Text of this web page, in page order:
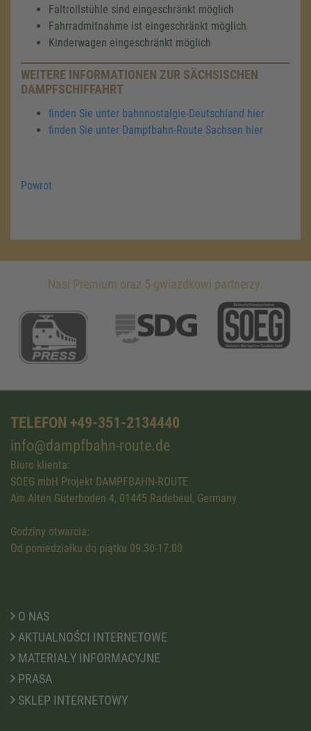
Faltrollstühle sind eingeschränkt möglich
Fahrradmitnahme ist eingeschränkt möglich
Kinderwagen eingeschränkt möglich
WEITERE INFORMATIONEN ZUR SÄCHSISCHEN
DAMPFSCHIFFAHRT
finden Sie unter bahnnostalgie-Deutschland hier
finden Sie unter Dampfbahn-Route Sachsen hier
Powrot
Nasi Premium oraz 5-gwiazdkowi partnerzy.
TELEFON +49-351-2134440
info@dampfbahn-route.de
Biuro klienta:
SOEG mbH Projekt DAMPFBAHN-ROUTE
Am Alten Güterboden 4, 01445 Radebeul, Germany
Godziny otwarcia:
Od poniedziałku do piątku 09.30-17.00
O NAS
AKTUALNOŚCI INTERNETOWE
MATERIAŁY INFORMACYJNE
PRASA
SKLEP INTERNETOWY